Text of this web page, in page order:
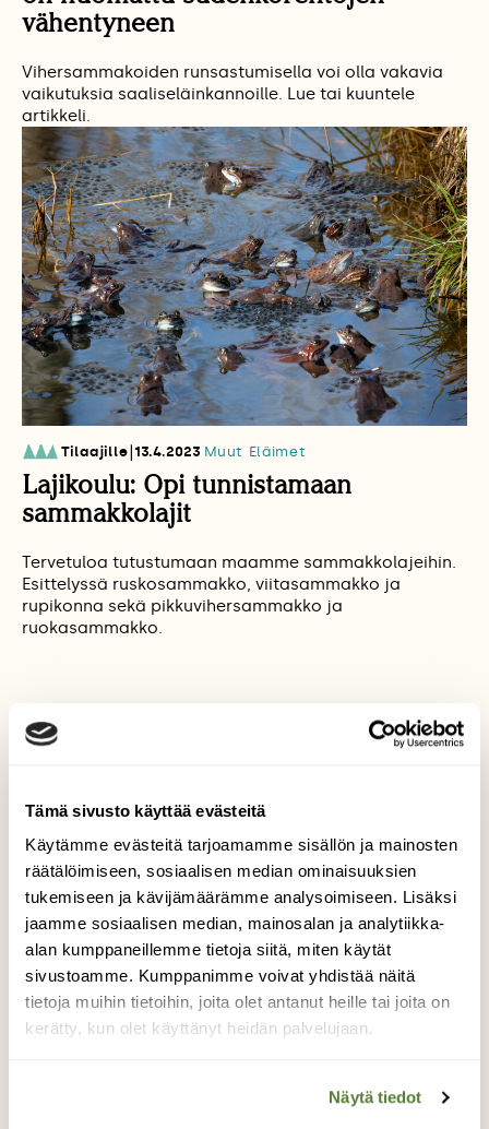
Tämä sivusto käyttää evästeitä
Käytämme evästeitä tarjoamamme sisällön ja mainosten
räätälöimiseen, sosiaalisen median ominaisuuksien
tukemiseen ja kävijämäärämme analysoimiseen. Lisäksi
jaamme sosiaalisen median, mainosalan ja analytiikka-
alan kumppaneillemme tietoja siitä, miten käytät
sivustoamme. Kumppanimme voivat yhdistää näitä
tietoja muihin tietoihin, joita olet antanut heille tai joita on
kerätty, kun olet käyttänyt heidän palvelujaan.
Näytä tiedot
vähentyneen
Vihersammakoiden runsastumisella voi olla vakavia
vaikutuksia saaliseläinkannoille. Lue tai kuuntele
artikkeli.
Tilaajille 13.4.2023 Muut Eläimet
Lajikoulu: Opi tunnistamaan
sammakkolajit
Tervetuloa tutustumaan maamme sammakkolajeihin.
Esittelyssä ruskosammakko, viitasammakko ja
rupikonna sekä pikkuviher­sammakko ja
ruokasammakko.
Tilaa Suomen Luonto
Tue ajankohtaista ja asiantuntevaa
luonto- ja ympäristöjournalismia.
Tilaa Suomen Luonto ja tule mukaan
luonnonystävien joukkoon!
Alk. 3 numeroa 23,40 €.